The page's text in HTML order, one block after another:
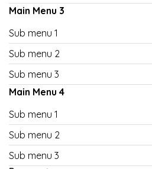
Main Menu 3
Sub menu 1
Sub menu 2
Sub menu 3
Main Menu 4
Sub menu 1
Sub menu 2
Sub menu 3